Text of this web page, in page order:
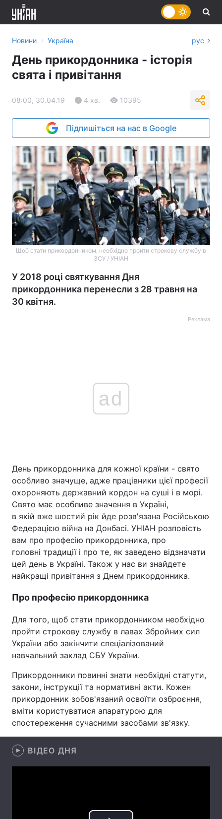
Війна
Україна Політика
Економіка Світ
Спорт Наука
Техно і зв'язок Лайт
Зброя Інциденти
Здоров'я Туризм
Цікавинки Погода
Регіони
Лонгріди
Відео з Youtube Статті
Інтерв'ю Думки
Архів
Новини › Україна рус
День прикордонника - історія
свята і привітання
08:00, 30.04.19 4 хв. 10395
Підпишіться на нас в Google
Щоб стати прикордонником, необхідно пройти строкову службу в
ЗСУ / УНІАН
У 2018 році святкування Дня
прикордонника перенесли з 28 травня на
30 квітня.
Реклама
ad
День прикордонника для кожної країни - свято
особливо значуще, адже працівники цієї професії
охороняють державний кордон на суші і в морі.
Свято має особливе значення в Україні,
в якій вже шостий рік йде розв'язана Російською
Федерацією війна на Донбасі. УНІАН розповість
вам про професію прикордонника, про
головні традиції і про те, як заведено відзначати
цей день в Україні. Також у нас ви знайдете
найкращі привітання з Днем прикордонника.
Про професію прикордонника
Для того, щоб стати прикордонником необхідно
пройти строкову службу в лавах Збройних сил
України або закінчити спеціалізований
навчальний заклад СБУ України.
Прикордонники повинні знати необхідні статути,
закони, інструкції та нормативні акти. Кожен
прикордонник зобов'язаний освоїти озброєння,
вміти користуватися апаратурою для
спостереження сучасними засобами зв'язку.
ВІДЕО ДНЯ